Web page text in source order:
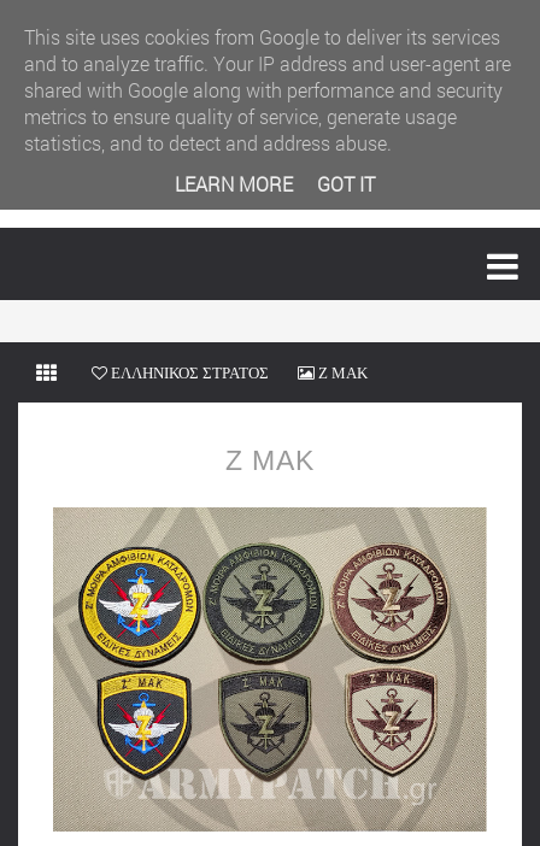
ΕΛΛΗΝΙΚΟΣ ΣΤΡΑΤΟΣ Ζ ΜΑΚ
Ζ ΜΑΚ
This site uses cookies from Google to deliver its services
and to analyze traffic. Your IP address and user-agent are
shared with Google along with performance and security
metrics to ensure quality of service, generate usage
statistics, and to detect and address abuse.
LEARN MORE
GOT IT